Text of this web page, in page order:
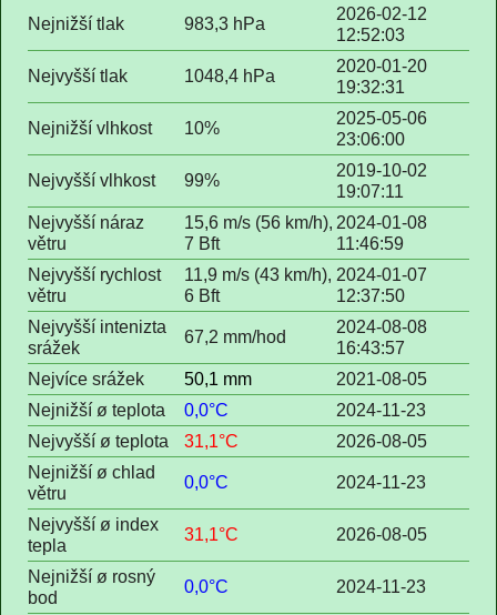
Nejnižší tlak 983,3 hPa
2026-02-12
12:52:03
Nejvyšší tlak 1048,4 hPa
2020-01-20
19:32:31
Nejnižší vlhkost 10%
2025-05-06
23:06:00
Nejvyšší vlhkost 99%
2019-10-02
19:07:11
Nejvyšší náraz
větru
15,6 m/s (56 km/h),
7 Bft
2024-01-08
11:46:59
Nejvyšší rychlost
větru
11,9 m/s (43 km/h),
6 Bft
2024-01-07
12:37:50
Nejvyšší intenizta
srážek
67,2 mm/hod
2024-08-08
16:43:57
Nejvíce srážek
50,1 mm
2021-08-05
Nejnižší ø teplota
0,0°C
2024-11-23
Nejvyšší ø teplota
31,1°C
2026-08-05
Nejnižší ø chlad
větru
0,0°C 2024-11-23
Nejvyšší ø index
tepla
31,1°C 2026-08-05
Nejnižší ø rosný
bod
0,0°C 2024-11-23